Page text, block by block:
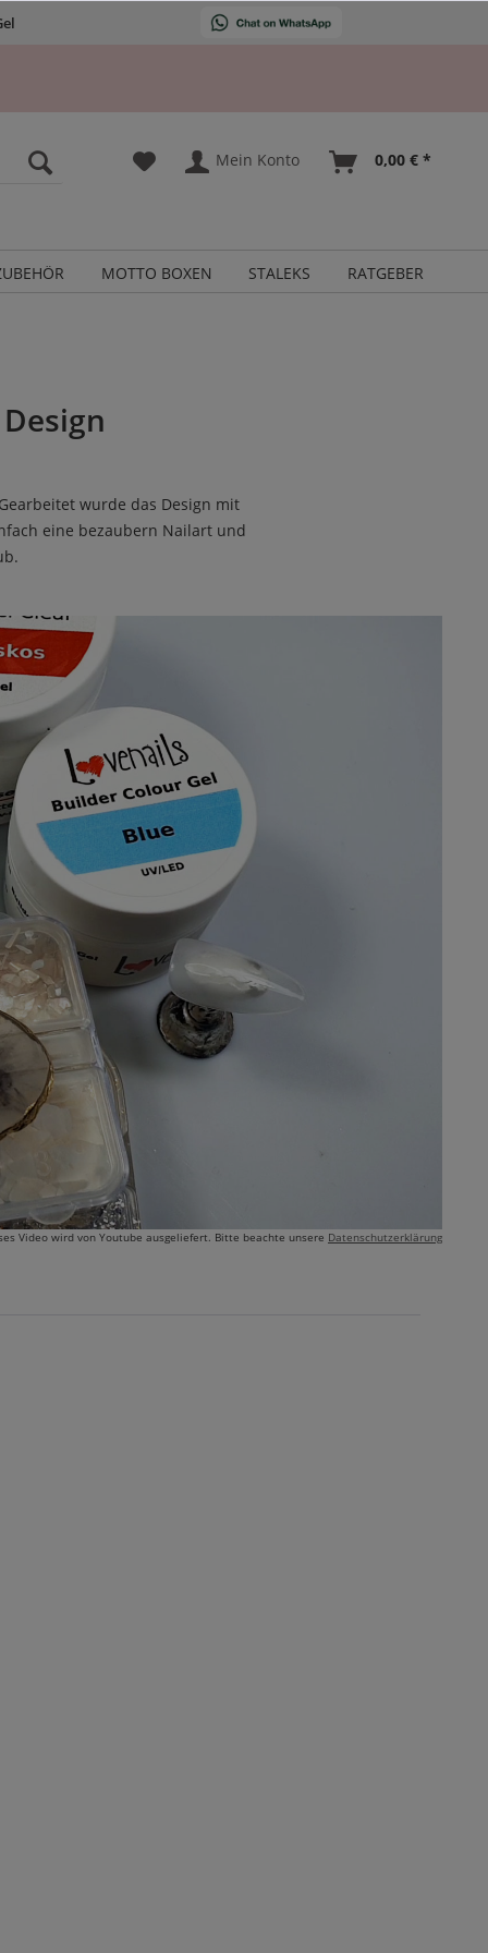
Mein Konto 0,00 € *
MOTTO BOXEN STALEKS RATGEBER
wurde das Design mit
eine bezaubern Nailart und
Video wird von Youtube ausgeliefert. Bitte beachte unsere Datenschutzerklärung